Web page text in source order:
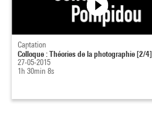
Captation
Colloque : Théories de la photographie [2/4]
27-05-2015
1h 30min 8s